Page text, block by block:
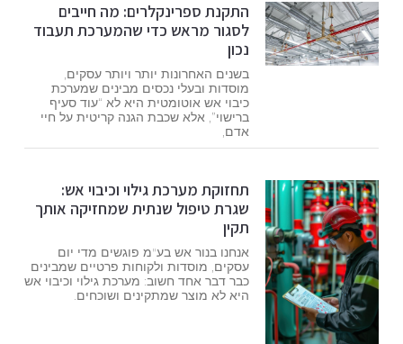
התקנת ספרינקלרים: מה חייבים
לסגור מראש כדי שהמערכת תעבוד
נכון
בשנים האחרונות יותר ויותר עסקים,
מוסדות ובעלי נכסים מבינים שמערכת
כיבוי אש אוטומטית היא לא “עוד סעיף
ברישוי”, אלא שכבת הגנה קריטית על חיי
אדם,
תחזוקת מערכת גילוי וכיבוי אש:
שגרת טיפול שנתית שמחזיקה אותך
תקין
אנחנו בנור אש בע"מ פוגשים מדי יום
עסקים, מוסדות ולקוחות פרטיים שמבינים
כבר דבר אחד חשוב: מערכת גילוי וכיבוי אש
היא לא מוצר שמתקינים ושוכחים.